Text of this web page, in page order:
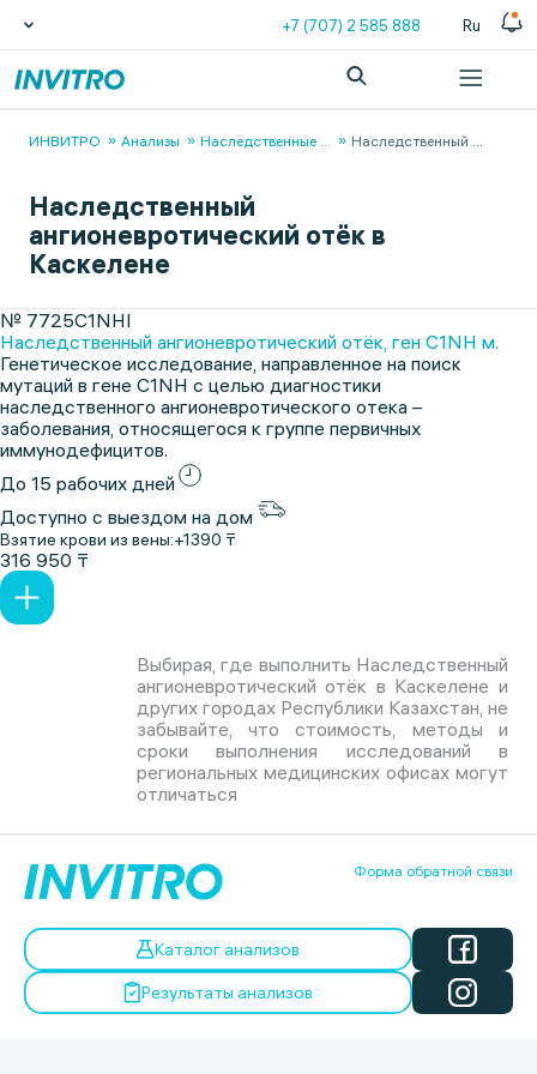
+7 (707) 2 585 888 Ru
ИНВИТРО Анализы Наследственные ... Наследственный ...
Наследственный
ангионевротический отёк в
Каскелене
№ 7725C1NHI
Наследственный ангионевротический отёк, ген C1NH м.
Генетическое исследование, направленное на поиск
мутаций в гене C1NH с целью диагностики
наследственного ангионевротического отека –
заболевания, относящегося к группе первичных
иммунодефицитов.
До 15 рабочих дней
Доступно с выездом на дом
Взятие крови из вены:+1390 ₸
316 950 ₸
Выбирая, где выполнить Наследственный
ангионевротический отёк в Каскелене и
других городах Республики Казахстан, не
забывайте, что стоимость, методы и
сроки выполнения исследований в
региональных медицинских офисах могут
отличаться
Форма обратной связи
Каталог анализов
Результаты анализов